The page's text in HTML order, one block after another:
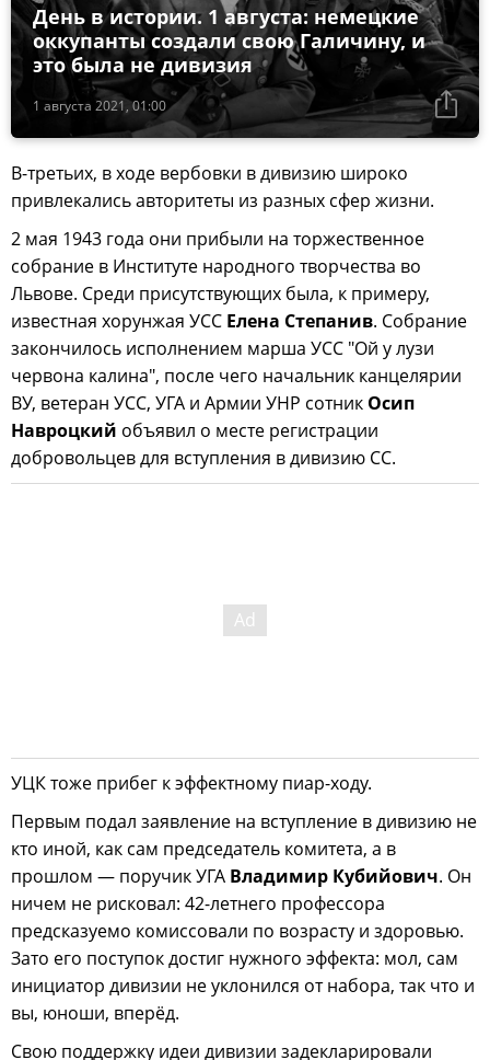
1 августа 2021, 01:00
День в истории. 1 августа: немецкие
оккупанты создали свою Галичину, и
это была не дивизия
В-третьих, в ходе вербовки в дивизию широко
привлекались авторитеты из разных сфер жизни.
2 мая 1943 года они прибыли на торжественное
собрание в Институте народного творчества во
Львове. Среди присутствующих была, к примеру,
известная хорунжая УСС Елена Степанив. Собрание
закончилось исполнением марша УСС "Ой у лузи
червона калина", после чего начальник канцелярии
ВУ, ветеран УСС, УГА и Армии УНР сотник Осип
Навроцкий объявил о месте регистрации
добровольцев для вступления в дивизию СС.
УЦК тоже прибег к эффектному пиар-ходу.
Первым подал заявление на вступление в дивизию не
кто иной, как сам председатель комитета, а в
прошлом — поручик УГА Владимир Кубийович. Он
ничем не рисковал: 42-летнего профессора
предсказуемо комиссовали по возрасту и здоровью.
Зато его поступок достиг нужного эффекта: мол, сам
инициатор дивизии не уклонился от набора, так что и
вы, юноши, вперёд.
Свою поддержку идеи дивизии задекларировали